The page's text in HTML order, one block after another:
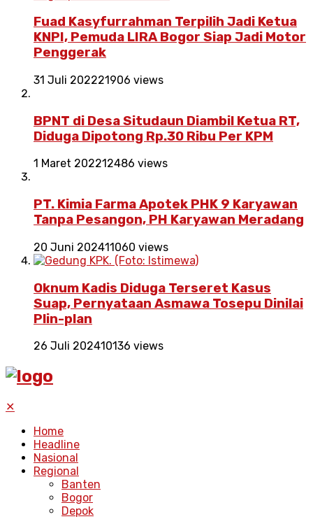
Fuad Kasyfurrahman Terpilih Jadi Ketua
KNPI, Pemuda LIRA Bogor Siap Jadi Motor
Penggerak
31 Juli 202221906 views
BPNT di Desa Situdaun Diambil Ketua RT,
Diduga Dipotong Rp.30 Ribu Per KPM
1 Maret 202212486 views
PT. Kimia Farma Apotek PHK 9 Karyawan
Tanpa Pesangon, PH Karyawan Meradang
20 Juni 202411060 views
Oknum Kadis Diduga Terseret Kasus
Suap, Pernyataan Asmawa Tosepu Dinilai
Plin-plan
26 Juli 202410136 views
✕
Home
Headline
Nasional
Regional
Banten
Bogor
Depok